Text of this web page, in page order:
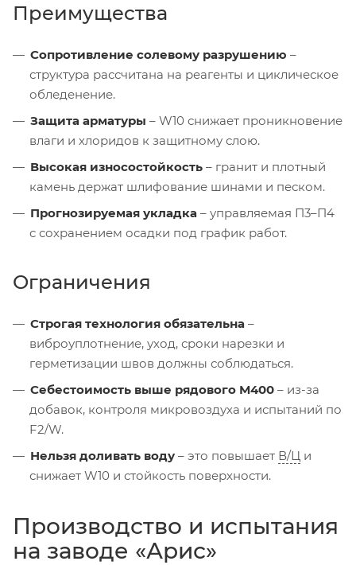
Преимущества
Сопротивление солевому разрушению –
структура рассчитана на реагенты и циклическое
обледенение.
Защита арматуры – W10 снижает проникновение
влаги и хлоридов к защитному слою.
Высокая износостойкость – гранит и плотный
камень держат шлифование шинами и песком.
Прогнозируемая укладка – управляемая П3–П4
с сохранением осадки под график работ.
Ограничения
Строгая технология обязательна –
виброуплотнение, уход, сроки нарезки и
герметизации швов должны соблюдаться.
Себестоимость выше рядового М400 – из-за
добавок, контроля микровоздуха и испытаний по
F2/W.
Нельзя доливать воду – это повышает В/Ц и
снижает W10 и стойкость поверхности.
Производство и испытания
на заводе «Арис»